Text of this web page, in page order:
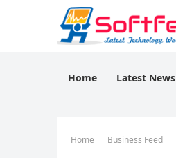
Home Latest News
Home Business Feed